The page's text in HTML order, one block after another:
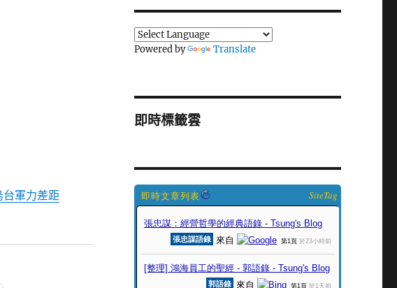
台軍力差距
Powered by Translate
即時標籤雲
SiteTag